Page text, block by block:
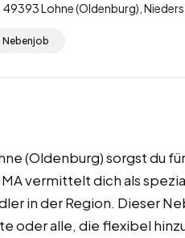
49393 Lohne (Oldenburg),
Nebenjob
(Oldenburg) sorgst du
vermittelt dich als
in der Region. Dieser
oder alle, die flexibel